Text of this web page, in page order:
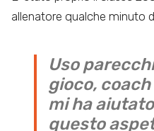
allenatore qualche minuto
Uso
gioco, coach
mi ha
questo